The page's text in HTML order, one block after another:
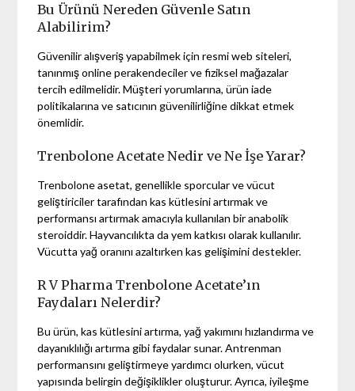
Bu Ürünü Nereden Güvenle Satın
Alabilirim?
Güvenilir alışveriş yapabilmek için resmi web siteleri,
tanınmış online perakendeciler ve fiziksel mağazalar
tercih edilmelidir. Müşteri yorumlarına, ürün iade
politikalarına ve satıcının güvenilirliğine dikkat etmek
önemlidir.
Trenbolone Acetate Nedir ve Ne İşe Yarar?
Trenbolone asetat, genellikle sporcular ve vücut
geliştiriciler tarafından kas kütlesini artırmak ve
performansı artırmak amacıyla kullanılan bir anabolik
steroiddir. Hayvancılıkta da yem katkısı olarak kullanılır.
Vücutta yağ oranını azaltırken kas gelişimini destekler.
R V Pharma Trenbolone Acetate’ın
Faydaları Nelerdir?
Bu ürün, kas kütlesini artırma, yağ yakımını hızlandırma ve
dayanıklılığı artırma gibi faydalar sunar. Antrenman
performansını geliştirmeye yardımcı olurken, vücut
yapısında belirgin değişiklikler oluşturur. Ayrıca, iyileşme